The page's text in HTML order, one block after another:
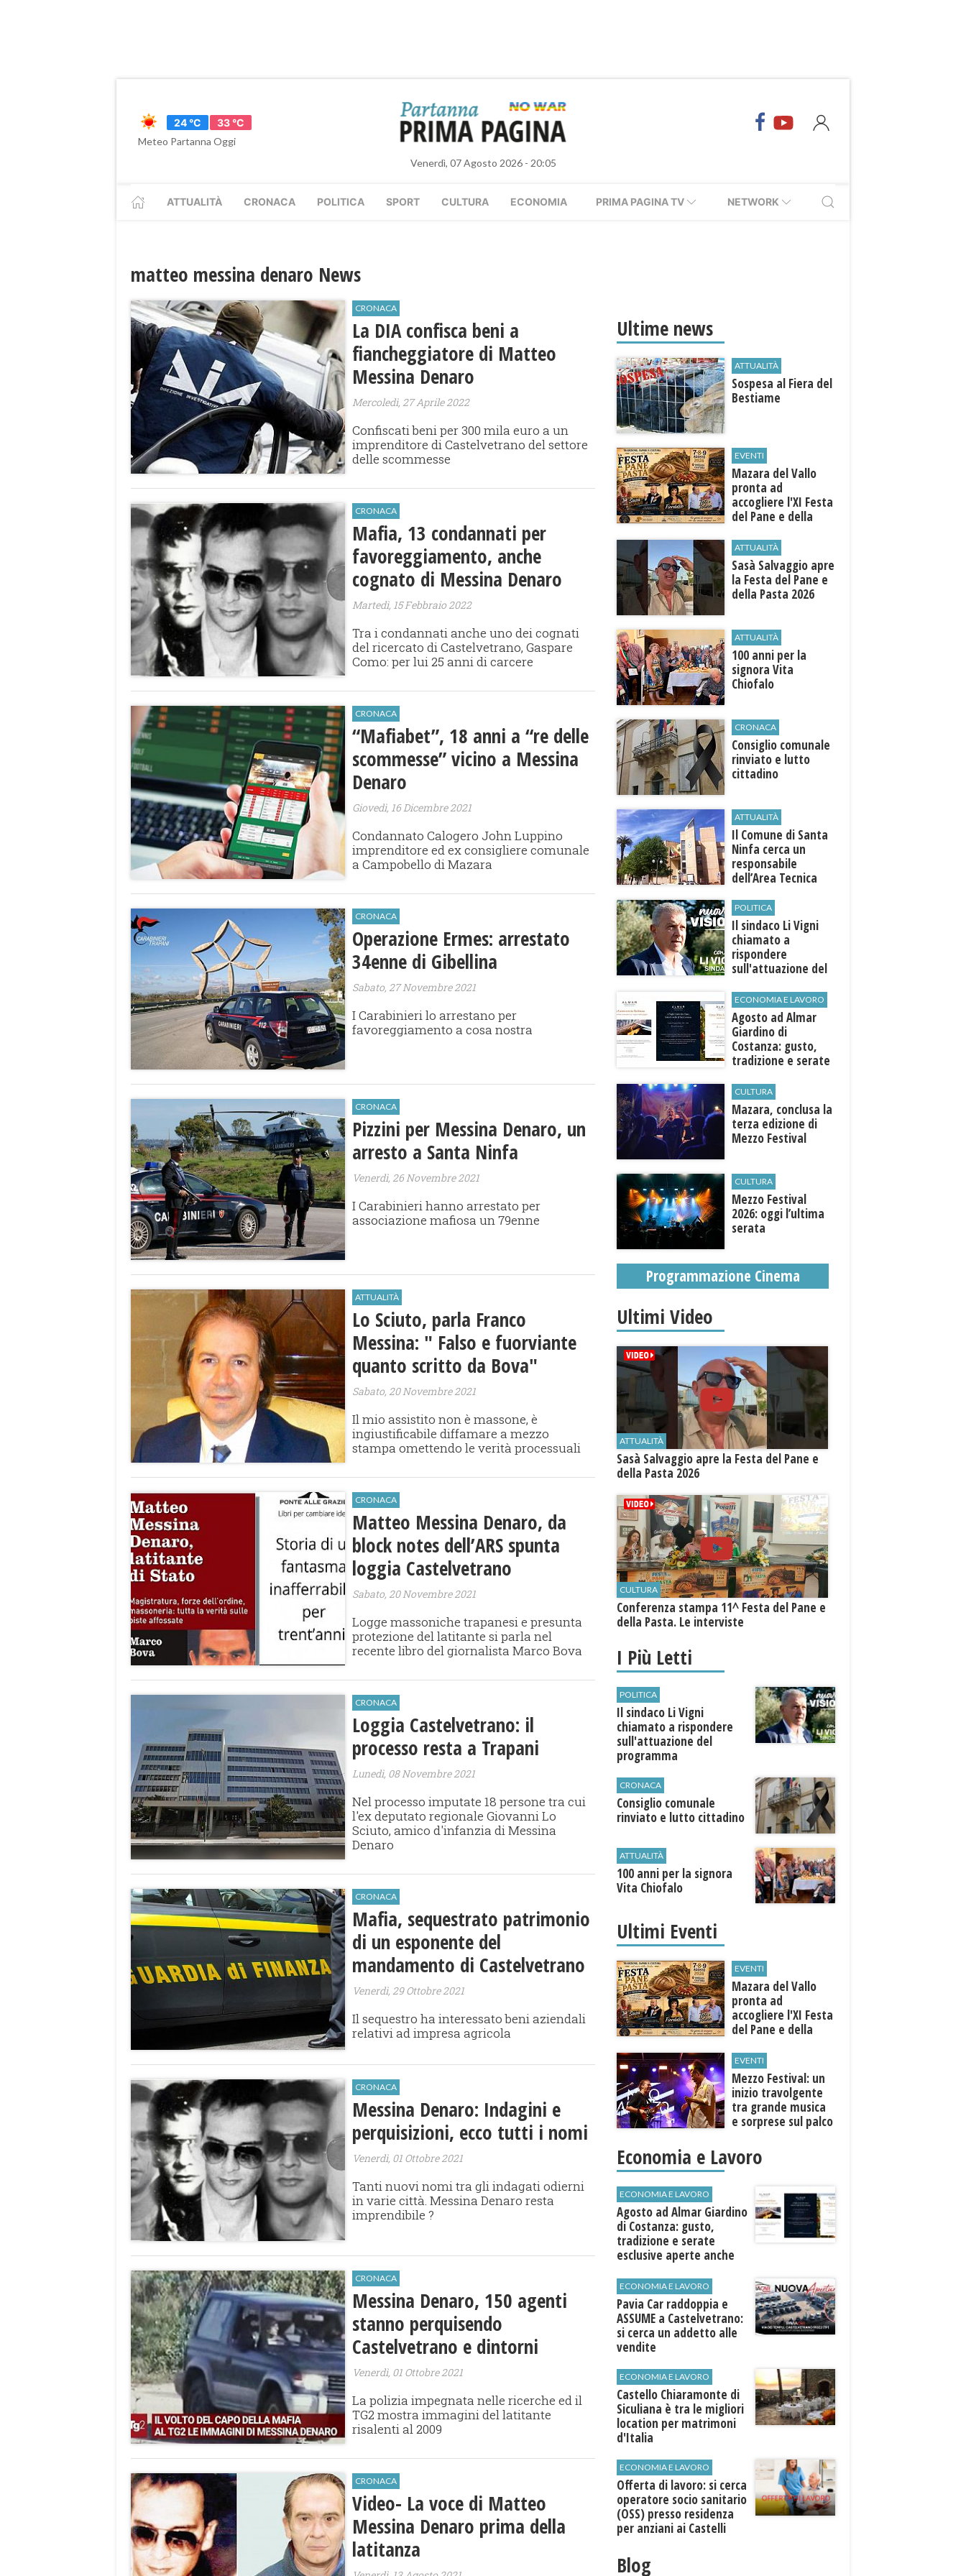
24 °C
33 °C
Meteo Partanna Oggi
Venerdì, 07 Agosto 2026 - 20:05
ATTUALITÀ CRONACA POLITICA SPORT CULTURA ECONOMIA PRIMA PAGINA TV NETWORK
matteo messina denaro News
CRONACA
La DIA confisca beni a
fiancheggiatore di Matteo
Messina Denaro
Mercoledì, 27 Aprile 2022
Confiscati beni per 300 mila euro a un
imprenditore di Castelvetrano del settore
delle scommesse
CRONACA
Mafia, 13 condannati per
favoreggiamento, anche
cognato di Messina Denaro
Martedì, 15 Febbraio 2022
Tra i condannati anche uno dei cognati
del ricercato di Castelvetrano, Gaspare
Como: per lui 25 anni di carcere
CRONACA
“Mafiabet”, 18 anni a “re delle
scommesse” vicino a Messina
Denaro
Giovedì, 16 Dicembre 2021
Condannato Calogero John Luppino
imprenditore ed ex consigliere comunale
a Campobello di Mazara
CRONACA
Operazione Ermes: arrestato
34enne di Gibellina
Sabato, 27 Novembre 2021
I Carabinieri lo arrestano per
favoreggiamento a cosa nostra
CRONACA
Pizzini per Messina Denaro, un
arresto a Santa Ninfa
Venerdì, 26 Novembre 2021
I Carabinieri hanno arrestato per
associazione mafiosa un 79enne
ATTUALITÀ
Lo Sciuto, parla Franco
Messina: " Falso e fuorviante
quanto scritto da Bova"
Sabato, 20 Novembre 2021
Il mio assistito non è massone, è
ingiustificabile diffamare a mezzo
stampa omettendo le verità processuali
CRONACA
Matteo Messina Denaro, da
block notes dell’ARS spunta
loggia Castelvetrano
Sabato, 20 Novembre 2021
Logge massoniche trapanesi e presunta
protezione del latitante si parla nel
recente libro del giornalista Marco Bova
CRONACA
Loggia Castelvetrano: il
processo resta a Trapani
Lunedì, 08 Novembre 2021
Nel processo imputate 18 persone tra cui
l'ex deputato regionale Giovanni Lo
Sciuto, amico d'infanzia di Messina
Denaro
CRONACA
Mafia, sequestrato patrimonio
di un esponente del
mandamento di Castelvetrano
Venerdì, 29 Ottobre 2021
Il sequestro ha interessato beni aziendali
relativi ad impresa agricola
CRONACA
Messina Denaro: Indagini e
perquisizioni, ecco tutti i nomi
Venerdì, 01 Ottobre 2021
Tanti nuovi nomi tra gli indagati odierni
in varie città. Messina Denaro resta
imprendibile ?
CRONACA
Messina Denaro, 150 agenti
stanno perquisendo
Castelvetrano e dintorni
Venerdì, 01 Ottobre 2021
La polizia impegnata nelle ricerche ed il
TG2 mostra immagini del latitante
risalenti al 2009
CRONACA
Video- La voce di Matteo
Messina Denaro prima della
latitanza
Ultime news
ATTUALITÀ
Sospesa al Fiera del
Bestiame
EVENTI
Mazara del Vallo
pronta ad
accogliere l'XI Festa
del Pane e della
ATTUALITÀ
Sasà Salvaggio apre
la Festa del Pane e
della Pasta 2026
ATTUALITÀ
100 anni per la
signora Vita
Chiofalo
CRONACA
Consiglio comunale
rinviato e lutto
cittadino
ATTUALITÀ
Il Comune di ​Santa
Ninfa cerca un
responsabile
dell’Area Tecnica
POLITICA
Il sindaco Li Vigni
chiamato a
rispondere
sull'attuazione del
ECONOMIA E LAVORO
Agosto ad Almar
Giardino di
Costanza: gusto,
tradizione e serate
anche agli ospiti
esterni
CULTURA
​Mazara, conclusa la
terza edizione di
Mezzo Festival
CULTURA
Mezzo Festival
2026: oggi l’ultima
serata
Programmazione Cinema
Ultimi Video
ATTUALITÀ
Sasà Salvaggio apre la Festa del Pane e
della Pasta 2026
CULTURA
Conferenza stampa 11^ Festa del Pane e
della Pasta. Le interviste
I Più Letti
POLITICA
Il sindaco Li Vigni
chiamato a rispondere
sull'attuazione del
programma
CRONACA
Consiglio comunale
rinviato e lutto cittadino
ATTUALITÀ
100 anni per la signora
Vita Chiofalo
Ultimi Eventi
EVENTI
Mazara del Vallo
pronta ad
accogliere l'XI Festa
del Pane e della
EVENTI
Mezzo Festival: un
inizio travolgente
tra grande musica
e sorprese sul palco
Economia e Lavoro
ECONOMIA E LAVORO
Agosto ad Almar Giardino
di Costanza: gusto,
tradizione e serate
esclusive aperte anche
ECONOMIA E LAVORO
Pavia Car raddoppia e
ASSUME a Castelvetrano:
si cerca un addetto alle
vendite
ECONOMIA E LAVORO
Castello Chiaramonte di
Siculiana è tra le migliori
location per matrimoni
d'Italia
ECONOMIA E LAVORO
Offerta di lavoro: si cerca
operatore socio sanitario
(OSS) presso residenza
per anziani ai Castelli
Blog